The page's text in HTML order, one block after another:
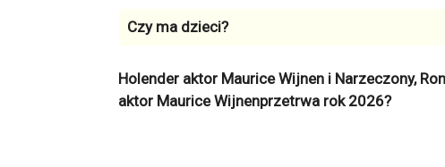
Czy ma dzieci?
Holender aktor Maurice Wijnen i Narzeczony,
aktor Maurice Wijnenprzetrwa rok 2026?